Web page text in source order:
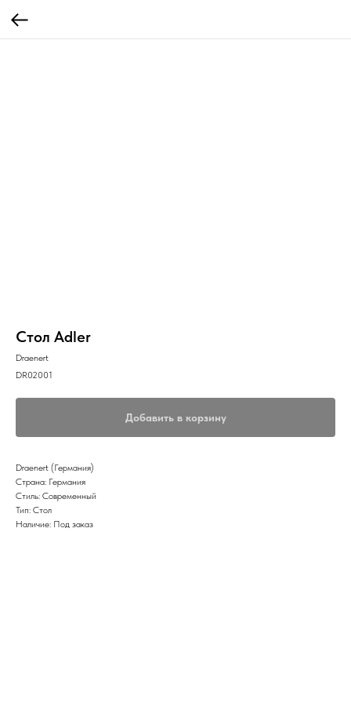
Стол Adler
Draenert
DR02001
Добавить в корзину
Draenert (Германия)
Страна: Германия
Стиль: Современный
Тип: Стол
Наличие: Под заказ